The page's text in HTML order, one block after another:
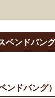
ンドバング
ンドバング